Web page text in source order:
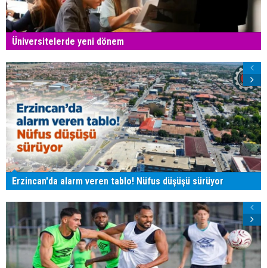
Üniversitelerde yeni dönem
Erzincan'da alarm veren tablo! Nüfus düşüşü sürüyor